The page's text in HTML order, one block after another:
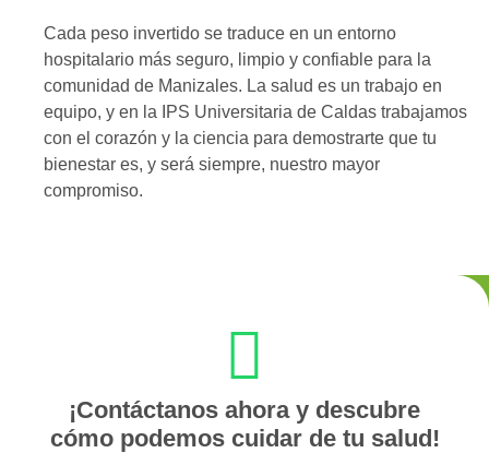
Cada peso invertido se traduce en un entorno
hospitalario más seguro, limpio y confiable para la
comunidad de Manizales. La salud es un trabajo en
equipo, y en la IPS Universitaria de Caldas trabajamos
con el corazón y la ciencia para demostrarte que tu
bienestar es, y será siempre, nuestro mayor
compromiso.
¡Contáctanos ahora y descubre
cómo podemos cuidar de tu salud!